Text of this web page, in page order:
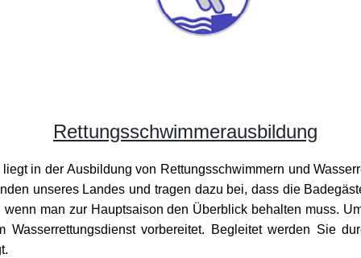
Rettungsschwimmerausbildung
in der Ausbildung von Rettungsschwimmern und
unseres Landes und tragen dazu bei, dass die
man zur Hauptsaison den Überblick behalten muss.
vorbereitet. Begleitet werden Sie